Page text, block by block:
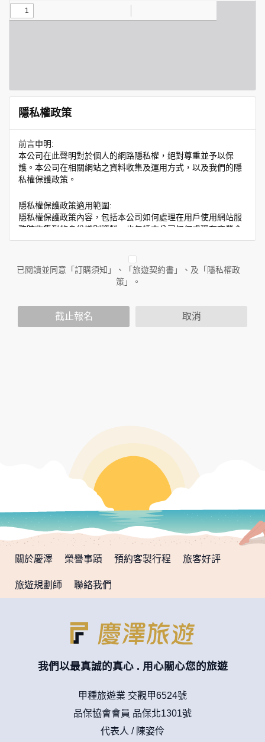
隱私權政策
前言申明:
本公司在此聲明對於個人的網路隱私權，絕對尊重並予以保
護。本公司在相關網站之資料收集及運用方式，以及我們的隱
私權保護政策。
隱私權保護政策適用範圍:
隱私權保護政策內容，包括本公司如何處理在用戶使用網站服
務時收集到的身份識別資料，也包括本公司如何處理在商業合
作與本公司合作時分享的任何身份識別資料。隱私權保護政策
人員。例如您透過本公司旗下網站上的廣告廠商連結，這些置
放連結的廠商也可能蒐集您個人的資料。對於您主動提供的個
人資訊，這些廣告廠商或連結網站有其個別的隱私權保護政
您個人在本網站上的聊天室或討論區中任意公開個人資料的行
為提供精確的服務，我們會將收集的問卷調查內容進行統計與
分析，分析結果之統計數據或說明文字呈現，除供內部研究
外，我們會視需要公佈統計數據及說明文字，但不涉及特定個
除非取得您的同意或其他法令之特別規定，本網站絕不會將您
的個人資料揭露予第三人或使用於蒐集目的以外之其他用途。
在您於本網站註冊帳號、使用本網站相關產品、服務、活動或
業夥伴處取得個人資料。
身份證字號、電子郵件、出生日期、性別、行業等相關資料，
當您註冊成功，並登入使用我們的服務後，我們即取得您的資
號、電子郵件、出生日期、性別、行業等相關資料，當您註冊
成功，並登入使用我們的服務後，本網站即取得您的資料。
其他除了上述，會保留您在上網瀏覽或查詢時，伺服器自行產
用的瀏覽器、瀏覽及點選資料紀錄等。本網站會對個別連線者
網頁，除非您願意告知您的個人資料，否則本網站不會也無法
商，或與連結本網站，也可能蒐集您個人的資料。對於您主動
提供的個人資訊，這些廣告廠商、或連結網站有其個別的私權
已閱讀並同意「訂購須知」、「旅遊契約書」、及「隱私權政
策」。
截止報名 取消
關於慶澤 榮譽事蹟 預約客製行程 旅客好評
旅遊規劃師 聯絡我們
我們以最真誠的真心 . 用心關心您的旅遊
甲種旅遊業 交觀甲6524號
品保協會會員 品保北1301號
代表人 / 陳姿伶